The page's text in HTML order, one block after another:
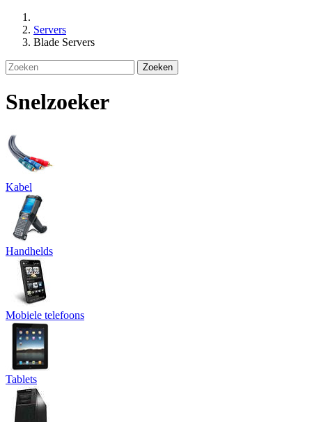
Servers
Blade Servers
Zoeken
Snelzoeker
Kabel
Handhelds
Mobiele telefoons
Tablets